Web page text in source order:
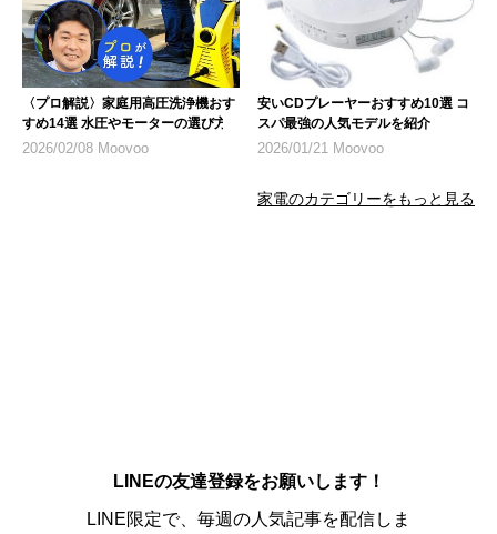
〈プロ解説〉家庭用高圧洗浄機おす
すめ14選 水圧やモーターの選び方
2026/02/08 Moovoo
安いCDプレーヤーおすすめ10選 コ
スパ最強の人気モデルを紹介
2026/01/21 Moovoo
家電のカテゴリーをもっと見る
LINEの友達登録をお願いします！
LINE限定で、毎週の人気記事を配信しま